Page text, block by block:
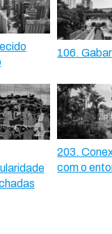
106.
203.
com o